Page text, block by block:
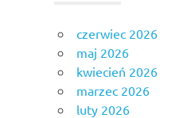
czerwiec 2026
maj 2026
kwiecień 2026
marzec 2026
luty 2026